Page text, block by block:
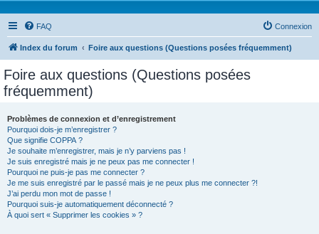
FAQ Connexion
Index du forum Foire aux questions (Questions posées fréquemment)
Foire aux questions (Questions posées
fréquemment)
Problèmes de connexion et d’enregistrement
Pourquoi dois-je m’enregistrer ?
Que signifie COPPA ?
Je souhaite m’enregistrer, mais je n’y parviens pas !
Je suis enregistré mais je ne peux pas me connecter !
Pourquoi ne puis-je pas me connecter ?
Je me suis enregistré par le passé mais je ne peux plus me connecter ?!
J’ai perdu mon mot de passe !
Pourquoi suis-je automatiquement déconnecté ?
À quoi sert « Supprimer les cookies » ?